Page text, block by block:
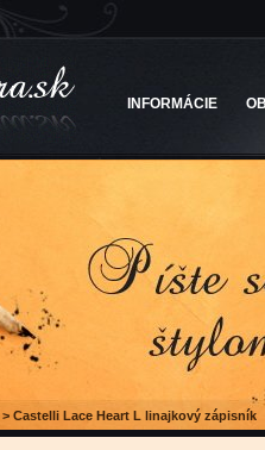
INFORMÁCIE
> Castelli Lace Heart L linajkový zápisník